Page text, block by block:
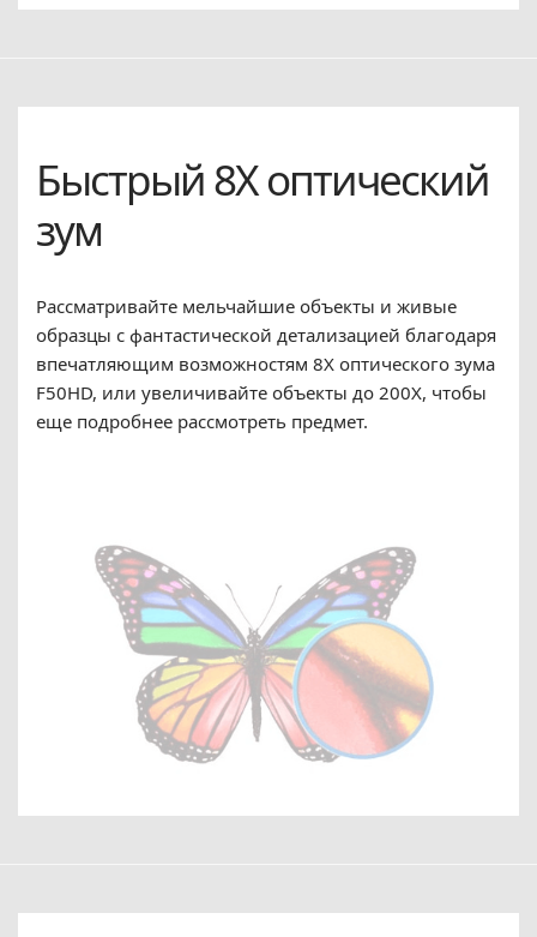
Быстрый 8X оптический
зум
Рассматривайте мельчайшие объекты и живые
образцы с фантастической детализацией благодаря
впечатляющим возможностям 8X оптического зума
F50HD, или увеличивайте объекты до 200X, чтобы
еще подробнее рассмотреть предмет.